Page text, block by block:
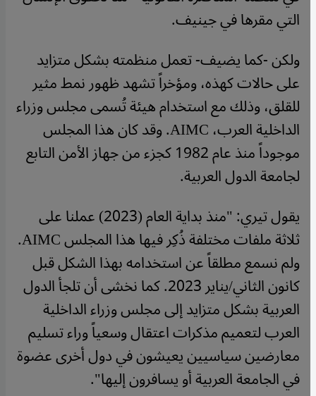
التي مقرها في جينيف.
ولكن -كما يضيف- تعمل منظمته بشكل متزايد
على حالات كهذه، ومؤخراً تشهد ظهور نمط مثير
للقلق، وذلك مع استخدام هيئة تُسمى مجلس وزراء
الداخلية العرب، AIMC. وقد كان هذا المجلس
موجوداً منذ عام 1982 كجزء من جهاز الأمن التابع
لجامعة الدول العربية.
يقول تيري: "منذ بداية العام (2023) عملنا على
ثلاثة ملفات مختلفة ذُكِر فيها هذا المجلس AIMC.
ولم نسمع مطلقاً عن استخدامه بهذا الشكل قبل
كانون الثاني/يناير 2023. كما نخشى أن تلجأ الدول
العربية بشكل متزايد إلى مجلس وزراء الداخلية
العرب لتعميم مذكرات اعتقال وسعياً وراء تسليم
معارضين سياسيين يعيشون في دول أخرى عضوة
في الجامعة العربية أو يسافرون إليها".